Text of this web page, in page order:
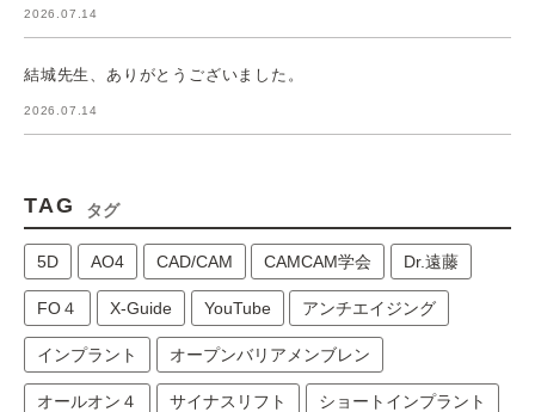
2026.07.14
結城先生、ありがとうございました。
2026.07.14
TAG タグ
5D AO4 CAD/CAM CAMCAM学会 Dr.遠藤
FO４ X-Guide YouTube アンチエイジング
インプラント オープンバリアメンブレン
オールオン４ サイナスリフト ショートインプラント